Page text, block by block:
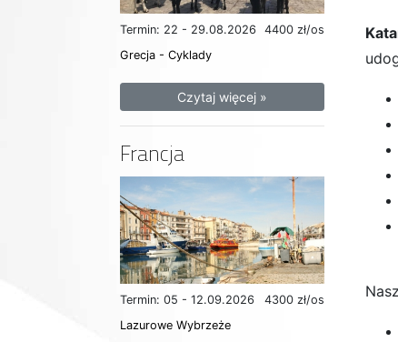
Termin: 22 - 29.08.2026
4400 zł/os
Grecja - Cyklady
Czytaj więcej »
Francja
Termin: 05 - 12.09.2026
4300 zł/os
Lazurowe Wybrzeże